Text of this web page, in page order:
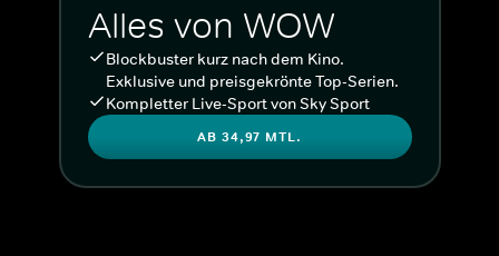
Alles von WOW
Blockbuster kurz nach dem Kino.
Exklusive und preisgekrönte Top-Serien.
Kompletter Live-Sport von Sky Sport
AB 34,97 MTL.